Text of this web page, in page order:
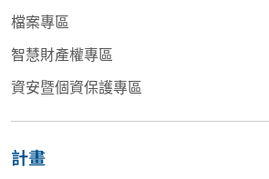
檔案專區
智慧財產權專區
資安暨個資保護專區
計畫